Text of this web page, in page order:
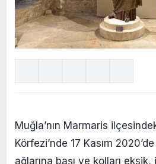
Muğla’nın Marmaris
Körfezi’nde 17 Kasım
ağlarına başı ve kolları